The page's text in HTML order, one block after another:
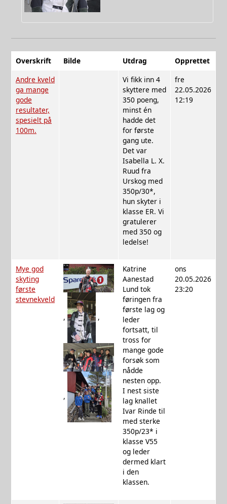
Overskrift Bilde Utdrag
Opprettet
Andre kveld
ga mange
gode
resultater,
spesielt på
100m.
Vi fikk inn 4
skyttere med
350 poeng,
minst én
hadde det
for første
gang ute.
Det var
Isabella L. X.
Ruud fra
Urskog med
350p/30*,
hun skyter i
klasse ER. Vi
gratulerer
med 350 og
ledelse!
fre
22.05.2026
12:19
Mye god
skyting
første
stevnekveld
,
,
,
Katrine
Aanestad
Lund tok
føringen fra
første lag og
leder
fortsatt, til
tross for
mange gode
forsøk som
nådde
nesten opp.
I nest siste
lag knallet
Ivar Rinde til
med sterke
350p/23* i
klasse V55
og leder
dermed klart
i den
klassen.
ons
20.05.2026
23:20